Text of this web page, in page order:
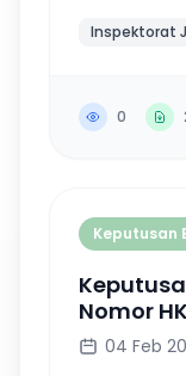
Lingkungan
Inspektorat
0
Keputusan
Nomor
04 Feb